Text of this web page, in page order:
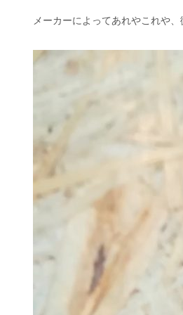
メーカーによってあれやこれや